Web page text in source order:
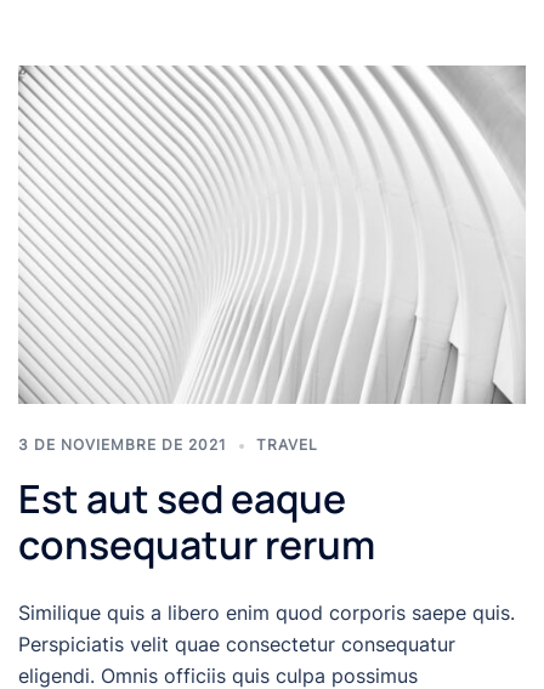
3 DE NOVIEMBRE DE 2021 TRAVEL
Est aut sed eaque
consequatur rerum
Similique quis a libero enim quod corporis saepe quis.
Perspiciatis velit quae consectetur consequatur
eligendi. Omnis officiis quis culpa possimus